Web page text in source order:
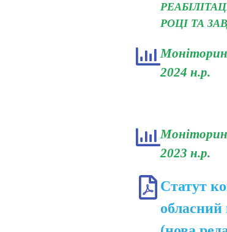
РОЦІ ТА
2024 н.р.
2023 н.р.
Статут